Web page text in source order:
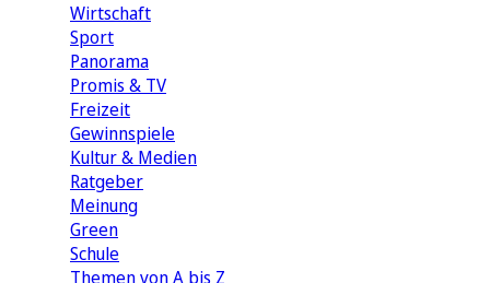
Wirtschaft
Sport
Panorama
Promis & TV
Freizeit
Gewinnspiele
Kultur & Medien
Ratgeber
Meinung
Green
Schule
Themen von A bis Z